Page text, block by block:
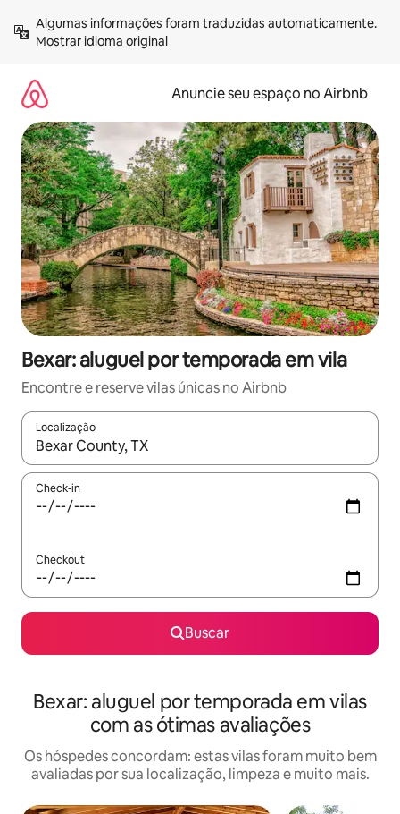
para
Mostrar idioma original
Anuncie seu espaço no Airbnb
Bexar: aluguel por temporada em vila
Encontre e reserve vilas únicas no Airbnb
Localização
Quando os resultados estiverem disponíveis, explore-os
Check-in
Checkout
Buscar
Bexar: aluguel por temporada em vilas
com as ótimas avaliações
Os hóspedes concordam: estas vilas foram muito bem
avaliadas por sua localização, limpeza e muito mais.